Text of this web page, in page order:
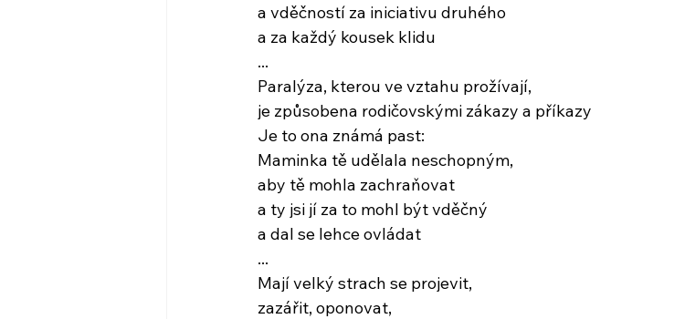
a vděčností za iniciativu druhého
a za každý kousek klidu
...
Paralýza, kterou ve vztahu prožívají,
je způsobena rodičovskými zákazy a příkazy
Je to ona známá past:
Maminka tě udělala neschopným,
aby tě mohla zachraňovat
a ty jsi jí za to mohl být vděčný
a dal se lehce ovládat
...
Mají velký strach se projevit,
zazářit, oponovat,